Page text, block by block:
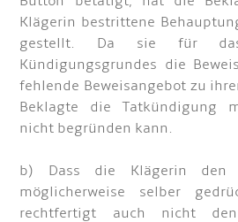
Klägerin bestrittene
gestellt. Da sie für
Kündigungsgrundes die
fehlende Beweisangebot zu
Beklagte die Tatkündigung
nicht begründen kann.
b) Dass die Klägerin den
möglicherweise selber
rechtfertigt auch nicht